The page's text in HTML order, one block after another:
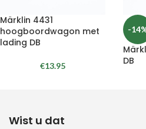
Märklin 4431
hoogboordwagon met
lading DB
€13.95
-
DB
Wist u dat